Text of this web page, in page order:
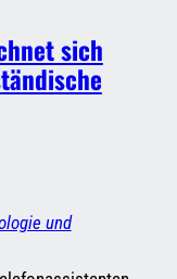
sich
und